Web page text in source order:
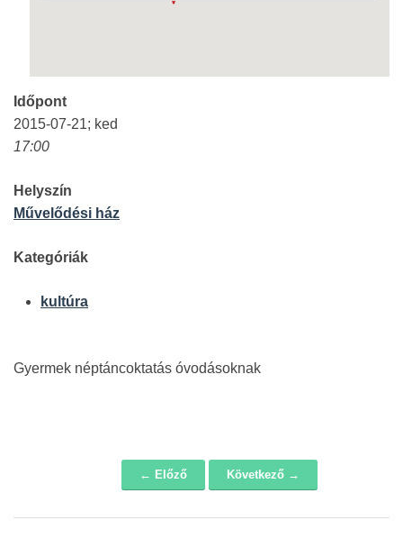
Időpont
2015-07-21; ked
17:00
Helyszín
Művelődési ház
Kategóriák
kultúra
Gyermek néptáncoktatás óvodásoknak
← Előző Következő →